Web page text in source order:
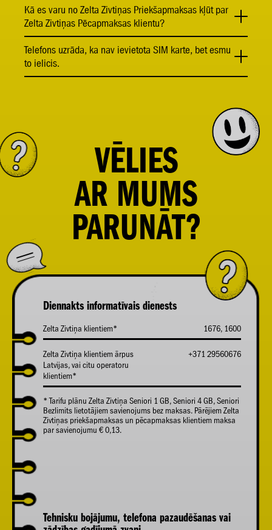
Kā es varu no Zelta Zivtiņas Priekšapmaksas kļūt par
Zelta Zivtiņas Pēcapmaksas klientu?
Telefons uzrāda, ka nav ievietota SIM karte, bet esmu
to ielicis.
VĒLIES
AR MUMS
PARUNĀT?
Diennakts informatīvais dienests
Zelta Zivtiņa klientiem* 1676, 1600
Zelta Zivtiņa klientiem ārpus
Latvijas, vai citu operatoru
klientiem*
+371 29560676
* Tarifu plānu Zelta Zivtiņa Seniori 1 GB, Seniori 4 GB, Seniori
Bezlimits lietotājiem savienojums bez maksas. Pārējiem Zelta
Zivtiņas priekšapmaksas un pēcapmaksas klientiem maksa
par savienojumu € 0,13.
Tehnisku bojājumu, telefona pazaudēšanas vai